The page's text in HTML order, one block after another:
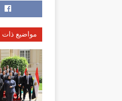
مواضيع ذات